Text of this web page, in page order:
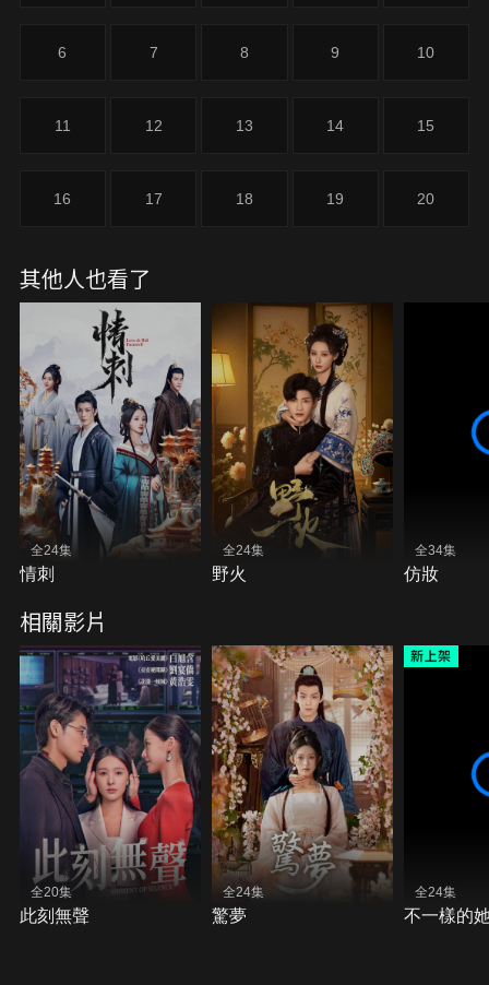
6 7 8 9 10
11 12 13 14 15
16 17 18 19 20
其他人也看了
全24集
情刺
全24集
野火
全34集
仿妝
相關影片
全20集
此刻無聲
全24集
驚夢
全24集
不一樣的